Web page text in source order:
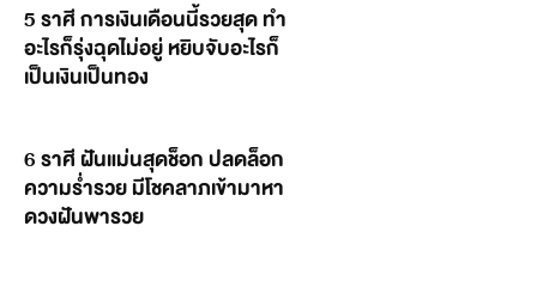
5 ราศี การเงินเดือนนี้รวยสุด ทำ
อะไรก็รุ่งฉุดไม่อยู่ หยิบจับอะไรก็
เป็นเงินเป็นทอง
6 ราศี ฝันแม่นสุดช็อก ปลดล็อก
ความร่ำรวย มีโชคลาภเข้ามาหา
ดวงฝันพารวย